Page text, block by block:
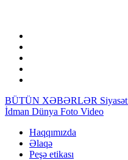
BÜTÜN XƏBƏRLƏR Siyasət
İdman Dünya Foto Video
Haqqımızda
Əlaqə
Peşə etikası